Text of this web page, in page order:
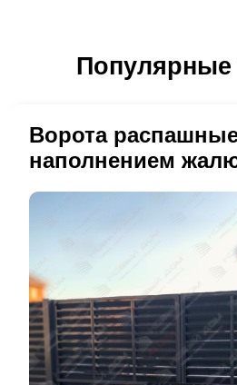
Ворота
наполнением